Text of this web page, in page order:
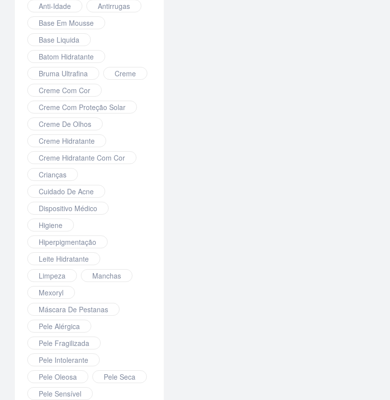
Anti-Idade
Antirrugas
Base Em Mousse
Base Liquida
Batom Hidratante
Bruma Ultrafina
Creme
Creme Com Cor
Creme Com Proteção Solar
Creme De Olhos
Creme Hidratante
Creme Hidratante Com Cor
Crianças
Cuidado De Acne
Dispositivo Médico
Higiene
Hiperpigmentação
Leite Hidratante
Limpeza
Manchas
Mexoryl
Máscara De Pestanas
Pele Alérgica
Pele Fragilizada
Pele Intolerante
Pele Oleosa
Pele Seca
Pele Sensível